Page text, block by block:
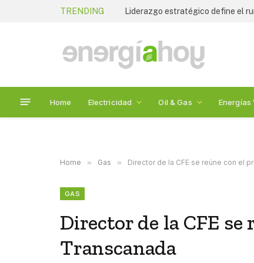
TRENDING
Home Electricidad Oil & Gas Energías
Home » Gas » Director de la CFE se reúne con el
GAS
Director de la CFE
Transcanada